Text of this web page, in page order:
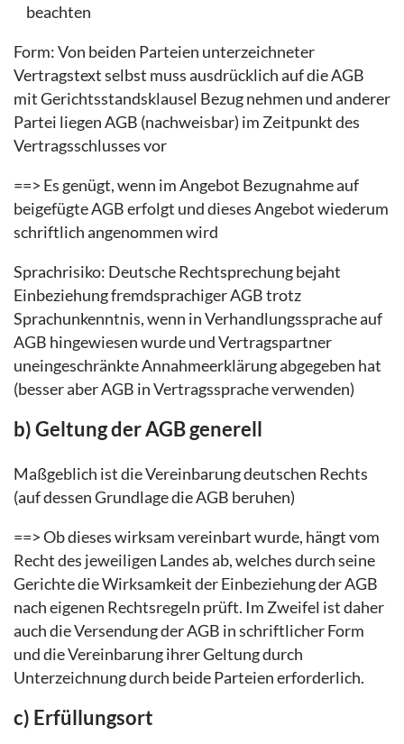
beachten
Form: Von beiden Parteien unterzeichneter
Vertragstext selbst muss ausdrücklich auf die AGB
mit Gerichtsstandsklausel Bezug nehmen und anderer
Partei liegen AGB (nachweisbar) im Zeitpunkt des
Vertragsschlusses vor
==> Es genügt, wenn im Angebot Bezugnahme auf
beigefügte AGB erfolgt und dieses Angebot wiederum
schriftlich angenommen wird
Sprachrisiko: Deutsche Rechtsprechung bejaht
Einbeziehung fremdsprachiger AGB trotz
Sprachunkenntnis, wenn in Verhandlungssprache auf
AGB hingewiesen wurde und Vertragspartner
uneingeschränkte Annahmeerklärung abgegeben hat
(besser aber AGB in Vertragssprache verwenden)
b) Geltung der AGB generell
Maßgeblich ist die Vereinbarung deutschen Rechts
(auf dessen Grundlage die AGB beruhen)
==> Ob dieses wirksam vereinbart wurde, hängt vom
Recht des jeweiligen Landes ab, welches durch seine
Gerichte die Wirksamkeit der Einbeziehung der AGB
nach eigenen Rechtsregeln prüft. Im Zweifel ist daher
auch die Versendung der AGB in schriftlicher Form
und die Vereinbarung ihrer Geltung durch
Unterzeichnung durch beide Parteien erforderlich.
c) Erfüllungsort